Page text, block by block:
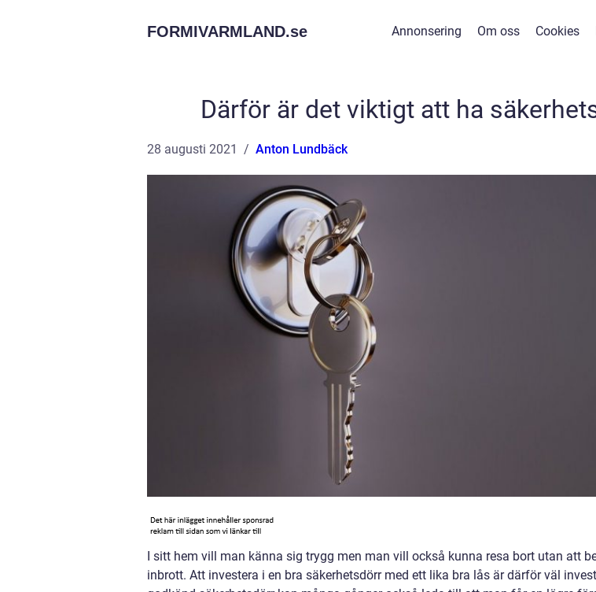
FORMIVARMLAND.se Annonsering Om oss Cookies
Därför är det viktigt att ha
28 augusti 2021 Anton Lundbäck
I sitt hem vill man känna sig trygg men man vill också kunna resa bort utan att
inbrott. Att investera i en bra säkerhetsdörr med ett lika bra lås är därför väl